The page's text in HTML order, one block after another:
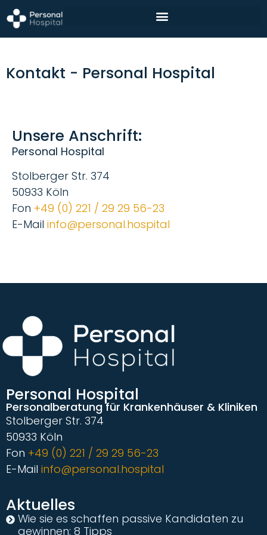
Kontakt - Personal Hospital
Unsere Anschrift:
Personal Hospital
Stolberger Str. 374
50933 Köln
Fon +49 (0) 221 / 29 29 56-23
E-Mail info@personal.hospital
Personal Hospital
Personalberatung für Krankenhäuser & Kliniken
Stolberger Str. 374
50933 Köln
Fon +49 (0) 221 / 29 29 56-23
E-Mail info@personal.hospital
Aktuelles
Wie sie es schaffen passive Kandidaten zu
gewinnen: 8 Tipps